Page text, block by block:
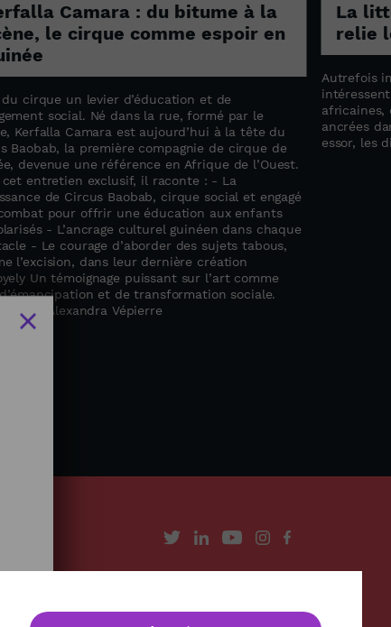
Camara : du bitume à la
le cirque comme espoir en
du cirque un levier d’éducation et de
social. Né dans la rue, formé par le
Kerfalla Camara est aujourd’hui à la tête du
Baobab, la première compagnie de cirque de
devenue une référence en Afrique de l’Ouest.
cet entretien exclusif, il raconte : - La
de Circus Baobab, cirque social et engagé
pour offrir une éducation aux enfants
- L’ancrage culturel guinéen dans chaque
- Le courage d’aborder des sujets tabous,
l’excision, dans leur dernière création
Un témoignage puissant sur l’art comme
et de transformation sociale.
: Alexandra Vépierre
La
relie
Autrefois
ancrées
essor, les